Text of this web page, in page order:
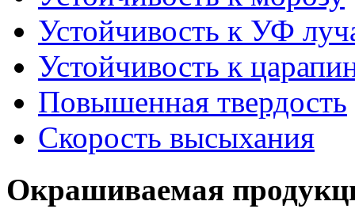
Устойчивость к УФ
Устойчивость к
Повышенная твердость
Скорость высыхания
Окрашиваемая